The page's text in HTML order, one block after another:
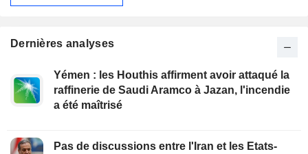
Dernières analyses
Yémen : les Houthis affirment avoir attaqué la
raffinerie de Saudi Aramco à Jazan, l'incendie
a été maîtrisé
Pas de discussions entre l'Iran et les Etats-